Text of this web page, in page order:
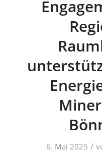
6. Mai 2025 /